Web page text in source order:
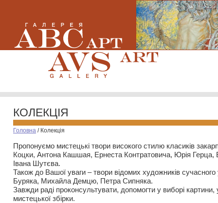
КОЛЕКЦІЯ
Головна / Колекція
Пропонуємо мистецькі твори високого стилю класиків
Коцки, Антона Кашшая, Ернеста Контратовича, Юрія
Івана Шутєва.
Також до Вашої уваги – твори відомих художників
Буряка, Михайла Демцю, Петра Сипняка.
Завжди раді проконсультувати, допомогти у виборі картини,
мистецької збірки.